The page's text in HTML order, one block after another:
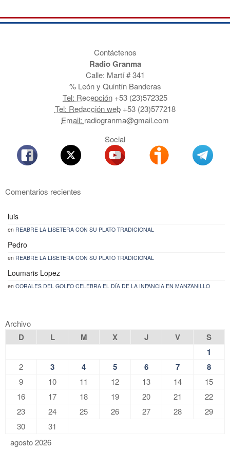
Contáctenos
Radio Granma
Calle: Martí # 341
% León y Quintín Banderas
Tel: Recepción +53 (23)572325
Tel: Redacción web+53 (23)577218
Email: radiogranma@gmail.com
Social
Comentarios recientes
luis
en REABRE LA LISETERA CON SU PLATO TRADICIONAL
Pedro
en REABRE LA LISETERA CON SU PLATO TRADICIONAL
Loumaris Lopez
en CORALES DEL GOLFO CELEBRA EL DÍA DE LA INFANCIA EN MANZANILLO
Archivo
agosto 2026
D L M X J V
S
1
2 3 4 5 6 7 8
9 10 11 12 13 14
15
16
17 18 19 20 21
22
23
24 25 26 27 28
29
30
31